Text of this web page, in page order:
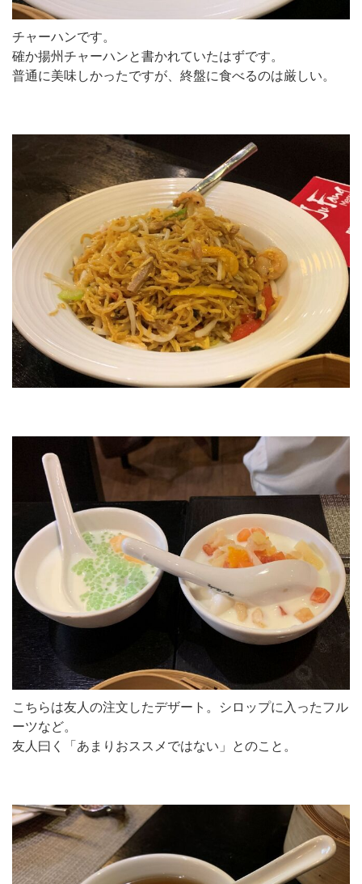
チャーハンです。
確か揚州チャーハンと書かれていたはずです。
普通に美味しかったですが、終盤に食べるのは厳しい。
こちらは友人の注文したデザート。シロップに入ったフル
ーツなど。
友人曰く「あまりおススメではない」とのこと。